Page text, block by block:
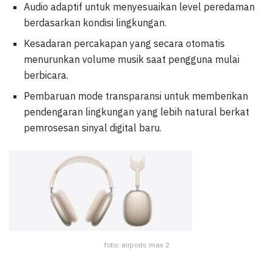
Audio adaptif untuk menyesuaikan level peredaman
berdasarkan kondisi lingkungan.
Kesadaran percakapan yang secara otomatis
menurunkan volume musik saat pengguna mulai
berbicara.
Pembaruan mode transparansi untuk memberikan
pendengaran lingkungan yang lebih natural berkat
pemrosesan sinyal digital baru.
foto: airpods max 2